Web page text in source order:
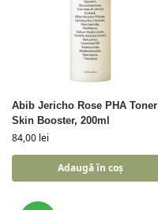
Abib Jericho Rose PHA Toner
Skin Booster, 200ml
84,00 lei
Adaugă în coș